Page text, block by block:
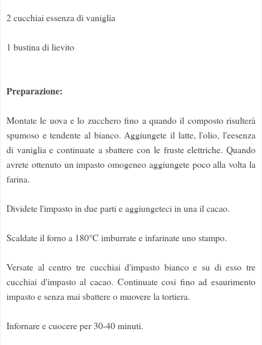
2 cucchiai essenza di vaniglia
1 bustina di lievito
Preparazione:
Montate le uova e lo zucchero fino a quando il composto risulterà
spumoso e tendente al bianco. Aggiungete il latte, l'olio, l'eesenza
di vaniglia e continuate a sbattere con le fruste elettriche. Quando
avrete ottenuto un impasto omogeneo aggiungete poco alla volta la
farina.
Dividete l'impasto in due parti e aggiungeteci in una il cacao.
Scaldate il forno a 180°C imburrate e infarinate uno stampo.
Versate al centro tre cucchiai d'impasto bianco e su di esso tre
cucchiai d'impasto al cacao. Continuate cosi fino ad esaurimento
impasto e senza mai sbattere o muovere la tortiera.
Infornare e cuocere per 30-40 minuti.